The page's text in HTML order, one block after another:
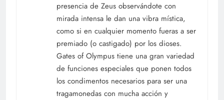
presencia de Zeus observándote con
mirada intensa le dan una vibra mística,
como si en cualquier momento fueras a ser
premiado (o castigado) por los dioses.
Gates of Olympus tiene una gran variedad
de funciones especiales que ponen todos
los condimentos necesarios para ser una
tragamonedas con mucha acción y